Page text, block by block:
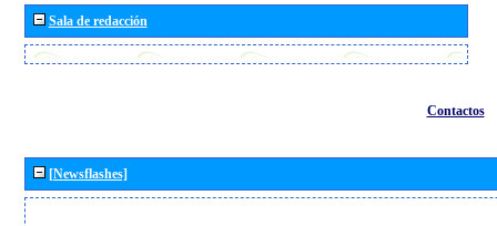
Sala de redacción
Contactos
[Newsflashes]